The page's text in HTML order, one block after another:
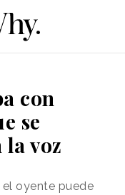
con
se
voz
oyente puede